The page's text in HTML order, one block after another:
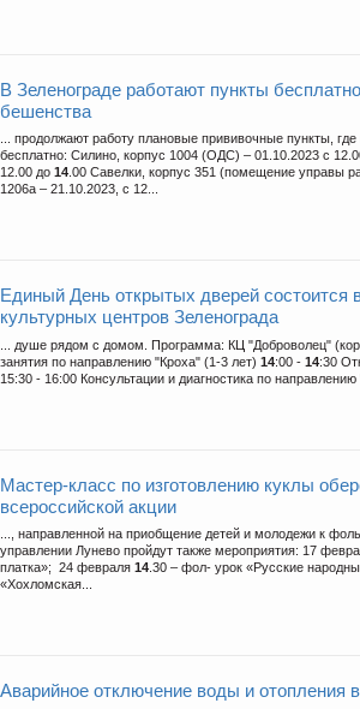
В Зеленограде работают пункты
бешенства
... продолжают работу плановые прививочные пункты,
бесплатно: Силино, корпус 1004 (ОДС) – 01.10.2023 с
12.00 до 14 .00 Савелки, корпус 351 (помещение управы
1206а – 21.10.2023, с 12...
Единый День открытых дверей состоится
культурных центров Зеленограда
... душе рядом с домом. Программа: КЦ "Доброволец"
занятия по направлению "Кроха" (1-3 лет) 14:00 - 14:30
15:30 - 16:00 Консультации и диагностика по
Мастер-класс по изготовлению куклы
всероссийской акции
..., направленной на приобщение детей и молодежи к
управлении Лунево пройдут также мероприятия: 17
платка»; 24 февраля 14 .30 – фол- урок «Русские
«Хохломская...
Аварийное отключение воды и отопления